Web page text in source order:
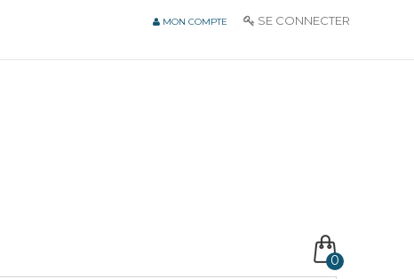
MON COMPTE SE CONNECTER
0